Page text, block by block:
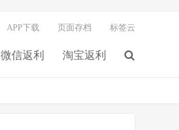
微信返利 淘宝返利
APP下载 页面存档 标签云